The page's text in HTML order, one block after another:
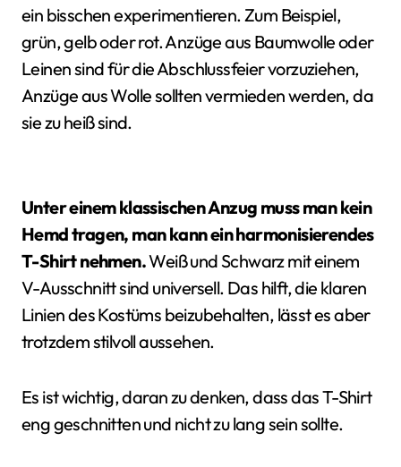
ein bisschen experimentieren. Zum Beispiel,
grün, gelb oder rot. Anzüge aus Baumwolle oder
Leinen sind für die Abschlussfeier vorzuziehen,
Anzüge aus Wolle sollten vermieden werden, da
sie zu heiß sind.
Unter einem klassischen Anzug muss man kein
Hemd tragen, man kann ein harmonisierendes
T-Shirt nehmen.Weiß und Schwarz mit einem
V-Ausschnitt sind universell. Das hilft, die klaren
Linien des Kostüms beizubehalten, lässt es aber
trotzdem stilvoll aussehen.
Es ist wichtig, daran zu denken, dass das T-Shirt
eng geschnitten und nicht zu lang sein sollte.